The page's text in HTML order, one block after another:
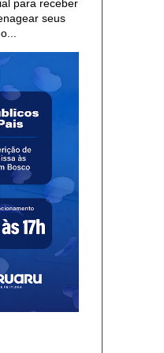
para receber
seus